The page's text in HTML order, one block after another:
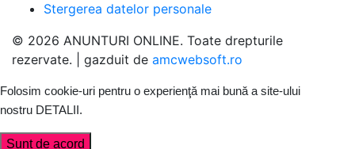
Stergerea datelor personale
© 2026 ANUNTURI ONLINE. Toate drepturile
rezervate. | gazduit de amcwebsoft.ro
Folosim cookie-uri pentru o experienţă mai bună a site-ului
nostru DETALII .
Sunt de acord